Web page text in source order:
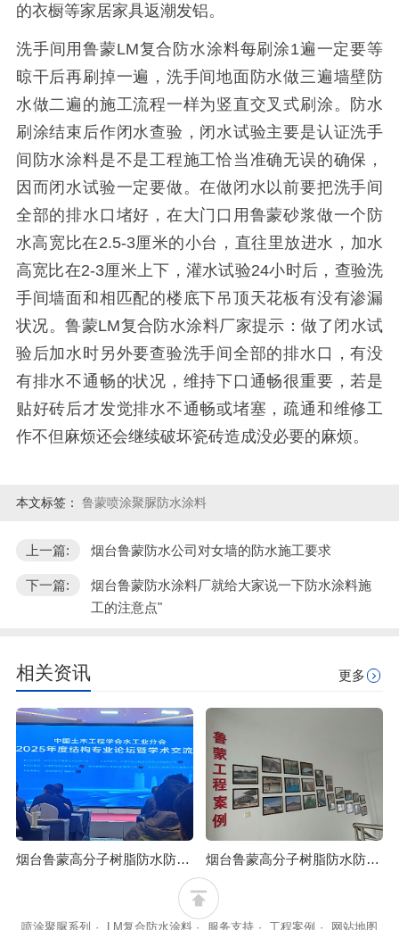
的衣橱等家居家具返潮发铝。
洗手间用鲁蒙LM复合防水涂料每刷涂1遍一定要等
晾干后再刷掉一遍，洗手间地面防水做三遍墙壁防
水做二遍的施工流程一样为竖直交叉式刷涂。防水
刷涂结束后作闭水查验，闭水试验主要是认证洗手
间防水涂料是不是工程施工恰当准确无误的确保，
因而闭水试验一定要做。在做闭水以前要把洗手间
全部的排水口堵好，在大门口用鲁蒙砂浆做一个防
水高宽比在2.5-3厘米的小台，直往里放进水，加水
高宽比在2-3厘米上下，灌水试验24小时后，查验洗
手间墙面和相匹配的楼底下吊顶天花板有没有渗漏
状况。鲁蒙LM复合防水涂料厂家提示：做了闭水试
验后加水时另外要查验洗手间全部的排水口，有没
有排水不通畅的状况，维持下口通畅很重要，若是
贴好砖后才发觉排水不通畅或堵塞，疏通和维修工
作不但麻烦还会继续破坏瓷砖造成没必要的麻烦。
本文标签： 鲁蒙喷涂聚脲防水涂料
上一篇: 烟台鲁蒙防水公司对女墙的防水施工要求
下一篇:
烟台鲁蒙防水涂料厂就给大家说一下防水涂料施
工的注意点"
相关资讯 更多
烟台鲁蒙高分子树脂防水防腐涂料可应用于石油化工行业 烟台鲁蒙高分子树脂防水防腐涂料可防止混凝土浒苔附着
喷涂聚脲系列 · LM复合防水涂料 · 服务支持 · 工程案例 · 网站地图